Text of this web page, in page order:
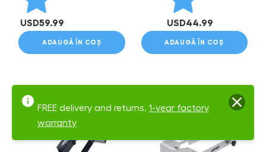
USD59.99
ADAUGĂ ÎN COȘ
USD44.99
ADAUGĂ ÎN COȘ
FREE delivery and returns. 1-year factory
warranty